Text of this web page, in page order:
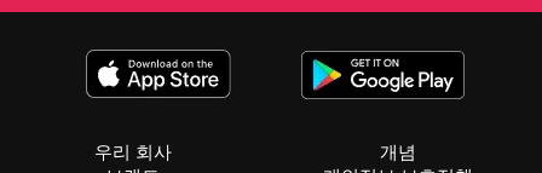
우리 회사
개념